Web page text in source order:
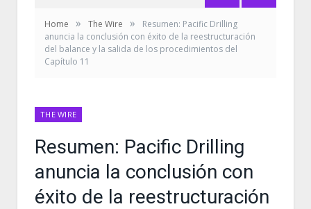
Home » The Wire »
Resumen: Pacific Drilling
anuncia la conclusión con éxito de la reestructuración
del balance y la salida de los procedimientos del
Capítulo 11
THE WIRE
Resumen: Pacific Drilling
anuncia la conclusión con
éxito de la reestructuración